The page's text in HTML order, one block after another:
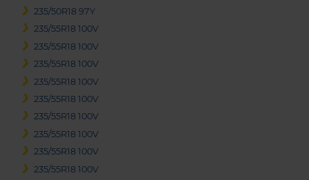
235/50R18 97Y
235/55R18 100V
235/55R18 100V
235/55R18 100V
235/55R18 100V
235/55R18 100V
235/55R18 100V
235/55R18 100V
235/55R18 100V
235/55R18 100V